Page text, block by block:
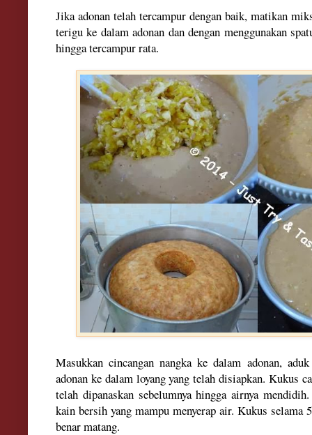
Jika adonan telah tercampur dengan baik, matikan
terigu ke dalam adonan dan dengan menggunakan
hingga tercampur rata.
Masukkan cincangan nangka ke dalam adonan,
adonan ke dalam loyang yang telah disiapkan. Kukus
telah dipanaskan sebelumnya hingga airnya mendidih.
kain bersih yang mampu menyerap air. Kukus selama
benar matang.